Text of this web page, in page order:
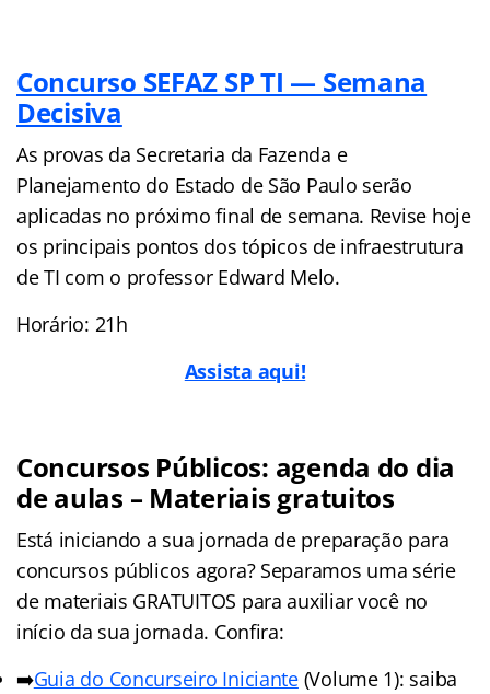
Concurso SEFAZ SP TI — Semana
Decisiva
As provas da Secretaria da Fazenda e
Planejamento do Estado de São Paulo serão
aplicadas no próximo final de semana. Revise hoje
os principais pontos dos tópicos de infraestrutura
de TI com o professor Edward Melo.
Horário: 21h
Assista aqui!
Concursos Públicos: agenda do dia
de aulas – Materiais gratuitos
Está iniciando a sua jornada de preparação para
concursos públicos agora? Separamos uma série
de materiais GRATUITOS para auxiliar você no
início da sua jornada. Confira:
➡️Guia do Concurseiro Iniciante(Volume 1): saiba